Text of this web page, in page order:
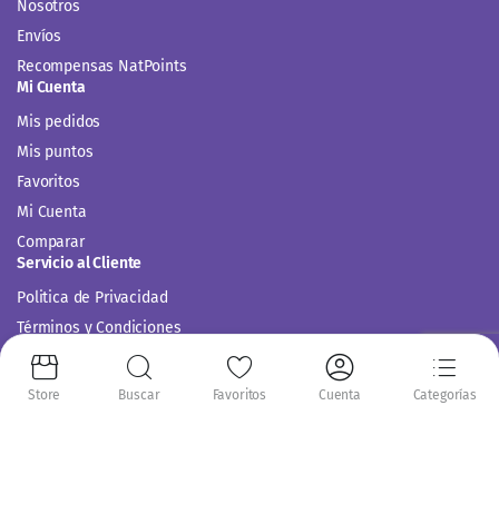
Nosotros
Envíos
Recompensas NatPoints
Mi Cuenta
Mis pedidos
Mis puntos
Favoritos
Mi Cuenta
Comparar
Servicio al Cliente
Politica de Privacidad
Términos y Condiciones
Siguenos en:
Store Buscar Favoritos Cuenta Categorías